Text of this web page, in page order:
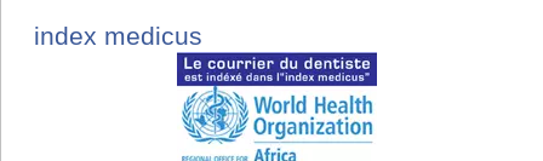
index medicus